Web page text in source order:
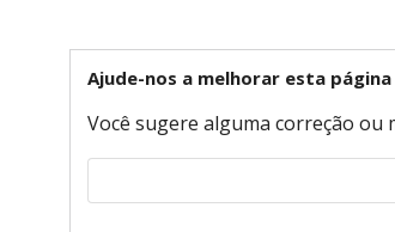
Ajude-nos a melhorar esta página
Você sugere alguma correção ou